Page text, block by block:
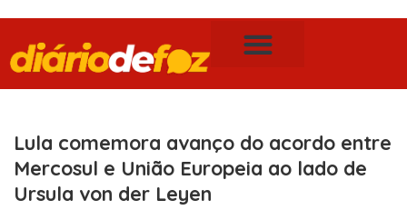
Lula comemora avanço do acordo entre
Mercosul e União Europeia ao lado de
Ursula von der Leyen